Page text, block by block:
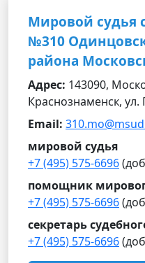
Мировой судья
№310
района
Адрес: 143090,
Краснознаменск, ул.
Email:
мировой судья
+7 (495) 575-6696
помощник
+7 (495) 575-6696
секретарь
+7 (495) 575-6696